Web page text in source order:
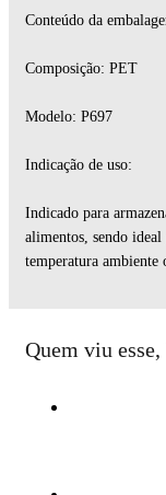
Conteúdo da
Composição: PET
Modelo: P697
Indicação de uso:
Indicado para
alimentos, sendo ideal
temperatura ambiente
Quem viu